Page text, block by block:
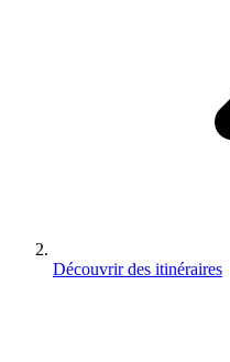
Découvrir des itinéraires